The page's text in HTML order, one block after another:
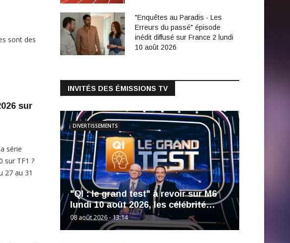
sont des
sur
série
sur TF1 ?
27 au 31
"Enquêtes au Paradis - Les
Erreurs du passé" épisode
inédit diffusé sur France 2 lundi
10 août 2026
INVITÉS DES ÉMISSIONS TV
"QI : le grand test" à revoir sur M6
lundi 10 août 2026, les célébrité…
08 août 2026 - 13:14
DIVERTISSEMENTS